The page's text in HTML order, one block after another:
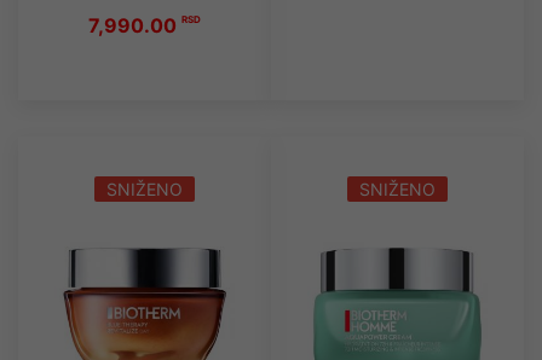
7,990.00 RSD
SNIŽENO SNIŽENO